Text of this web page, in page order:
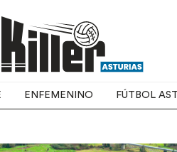
ENFEMENINO FÚTBOL